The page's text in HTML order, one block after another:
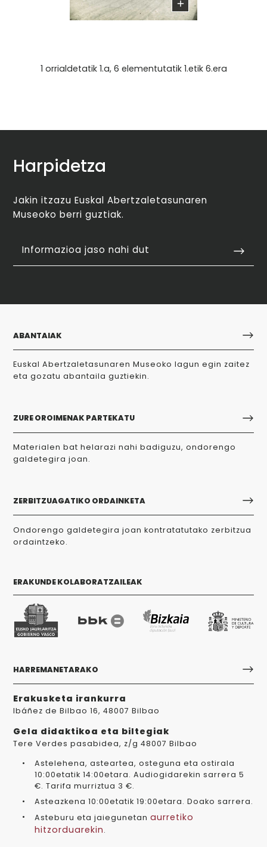
1 orrialdetatik 1.a, 6 elementutatik 1.etik 6.era
Harpidetza
Jakin itzazu Euskal Abertzaletasunaren
Museoko berri guztiak.
Informazioa jaso nahi dut
ABANTAIAK
Euskal Abertzaletasunaren Museoko lagun egin zaitez
eta gozatu abantaila guztiekin.
ZURE OROIMENAK PARTEKATU
Materialen bat helarazi nahi badiguzu, ondorengo
galdetegira joan.
ZERBITZUAGATIKO ORDAINKETA
Ondorengo galdetegira joan kontratatutako zerbitzua
ordaintzeko.
ERAKUNDE KOLABORATZAILEAK
HARREMANETARAKO
Erakusketa irankurra
Ibáñez de Bilbao 16, 48007 Bilbao
Gela didaktikoa eta biltegiak
Tere Verdes pasabidea, z/g 48007 Bilbao
Astelehena, asteartea, osteguna eta ostirala
10:00etatik 14:00etara. Audiogidarekin sarrera 5
€. Tarifa murriztua 3 €.
Asteazkena 10:00etatik 19:00etara. Doako sarrera.
Asteburu eta jaiegunetan aurretiko
hitzorduarekin.